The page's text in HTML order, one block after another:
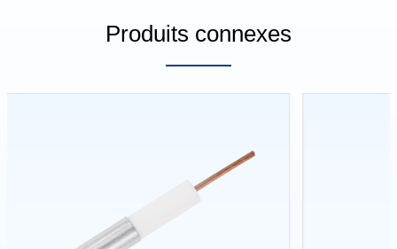
Produits connexes